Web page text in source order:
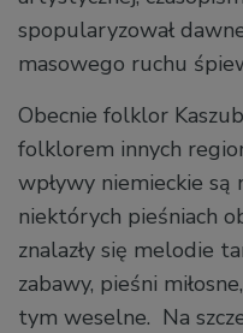
spopularyzował
masowego ruchu
Obecnie folklor
folklorem innych
wpływy niemieckie
niektórych pieśniach
znalazły się melodie
zabawy, pieśni
tym weselne. Na